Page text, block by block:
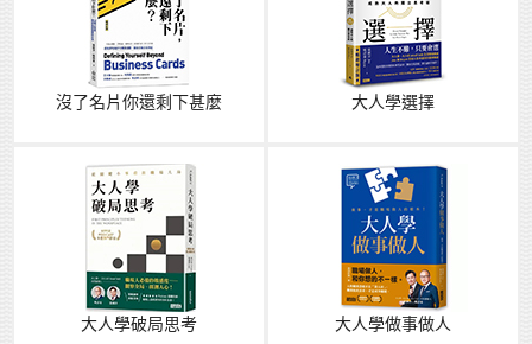
沒了名片你還剩下甚麼 大人學選擇
大人學破局思考 大人學做事做人